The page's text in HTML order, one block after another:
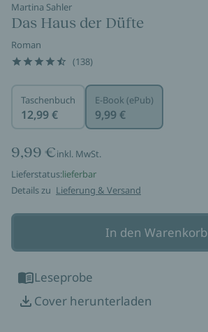
Martina Sahler
Das Haus der Düfte
Roman
(138)
Taschenbuch
12,99 €
E-Book (ePub)
9,99 €
9,99 €inkl. MwSt.
Lieferstatus:lieferbar
Details zu Lieferung & Versand
In den Warenkorb
Leseprobe
Cover herunterladen